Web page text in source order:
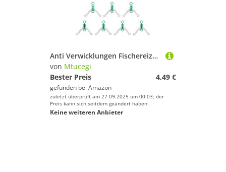
Anti Verwicklungen Fischereizubehörlinie Space Bifurcation Swivels Für Doppelhaken Subline Splitter Bindungs ​​ Werkzeuglinie Space Bifurcation Swivels Rings Schütze Gerät Für Doppelhaken Subline
von Mtucegi
Bester Preis
4,49 €
gefunden bei Amazon
zuletzt überprüft am 27.09.2025 um 00:03; der
Preis kann sich seitdem geändert haben.
Keine weiteren Anbieter